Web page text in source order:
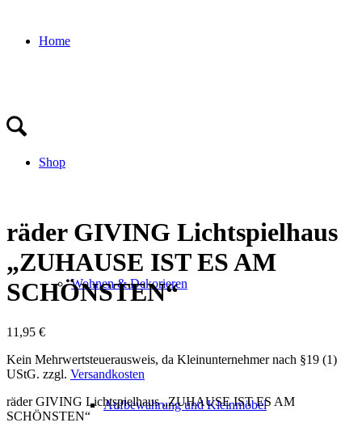
Home
Shop
Wohnen & Dekorieren
Aufbewahrung und Kleinmöbel
räder GIVING Lichtspielhaus
„ZUHAUSE IST ES AM
SCHÖNSTEN“
11,95 €
Kein Mehrwertsteuerausweis, da Kleinunternehmer nach §19 (1)
UStG. zzgl. Versandkosten
räder GIVING Lichtspielhaus „ZUHAUSE IST ES AM
SCHÖNSTEN“